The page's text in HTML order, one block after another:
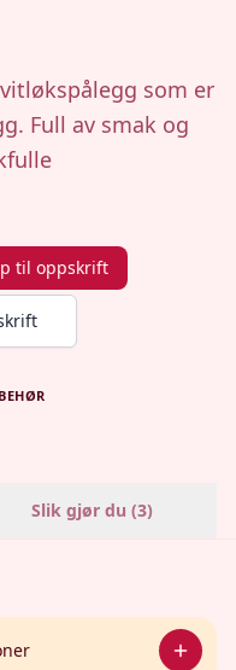
som er
Full av smak og
til oppskrift
Slik gjør du (3)